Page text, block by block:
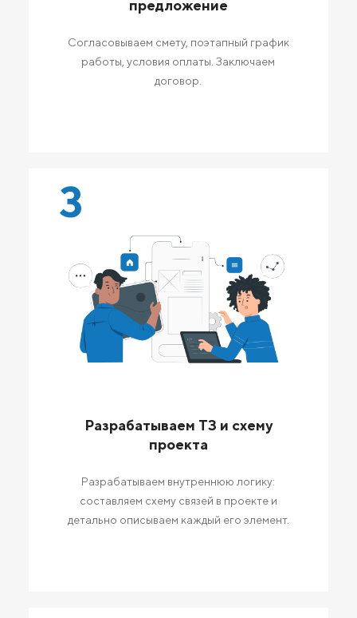
предложение
Согласовываем смету, поэтапный график
работы, условия оплаты. Заключаем
договор.
3
Разрабатываем ТЗ и схему
проекта
Разрабатываем внутреннюю логику:
составляем схему связей в проекте и
детально описываем каждый его элемент.